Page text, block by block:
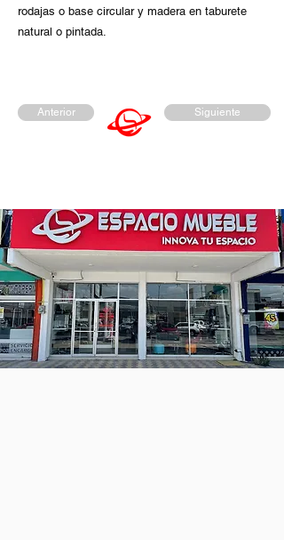
rodajas o base circular y madera en taburete
natural o pintada.
Anterior Siguiente